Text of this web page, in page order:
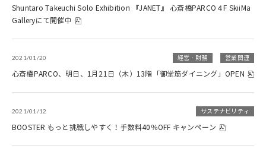
Shuntaro Takeuchi Solo Exhibition 『JANET』 心斎橋PARCO４F SkiiMa
Galleryにて開催中
2021/01/20 経営・財務 営業関連
心斎橋PARCO、明日、1月21日（木）13階「御堂筋ダイニング」OPEN
2021/01/12 サステナビリティ
BOOSTER もっと挑戦しやすく！手数料40％OFF キャンペーン